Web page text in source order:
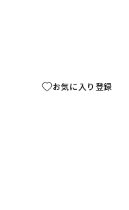
お気に入り登録